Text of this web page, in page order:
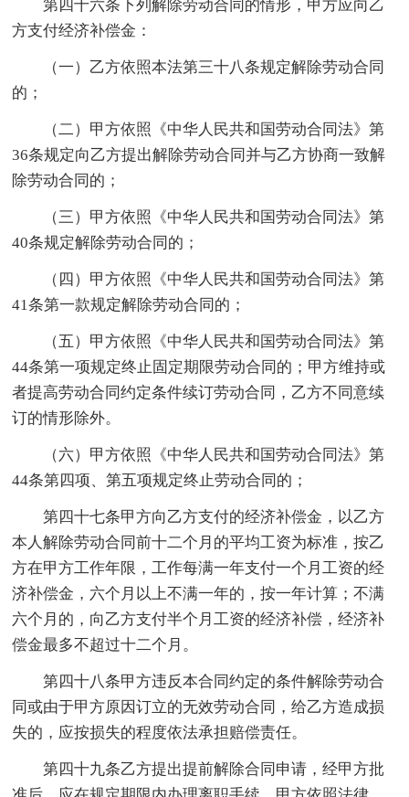
第四十六条下列解除劳动合同的情形，甲方应向乙
方支付经济补偿金：
（一）乙方依照本法第三十八条规定解除劳动合同
的；
（二）甲方依照《中华人民共和国劳动合同法》第
36条规定向乙方提出解除劳动合同并与乙方协商一致解
除劳动合同的；
（三）甲方依照《中华人民共和国劳动合同法》第
40条规定解除劳动合同的；
（四）甲方依照《中华人民共和国劳动合同法》第
41条第一款规定解除劳动合同的；
（五）甲方依照《中华人民共和国劳动合同法》第
44条第一项规定终止固定期限劳动合同的；甲方维持或
者提高劳动合同约定条件续订劳动合同，乙方不同意续
订的情形除外。
（六）甲方依照《中华人民共和国劳动合同法》第
44条第四项、第五项规定终止劳动合同的；
第四十七条甲方向乙方支付的经济补偿金，以乙方
本人解除劳动合同前十二个月的平均工资为标准，按乙
方在甲方工作年限，工作每满一年支付一个月工资的经
济补偿金，六个月以上不满一年的，按一年计算；不满
六个月的，向乙方支付半个月工资的经济补偿，经济补
偿金最多不超过十二个月。
第四十八条甲方违反本合同约定的条件解除劳动合
同或由于甲方原因订立的无效劳动合同，给乙方造成损
失的，应按损失的程度依法承担赔偿责任。
第四十九条乙方提出提前解除合同申请，经甲方批